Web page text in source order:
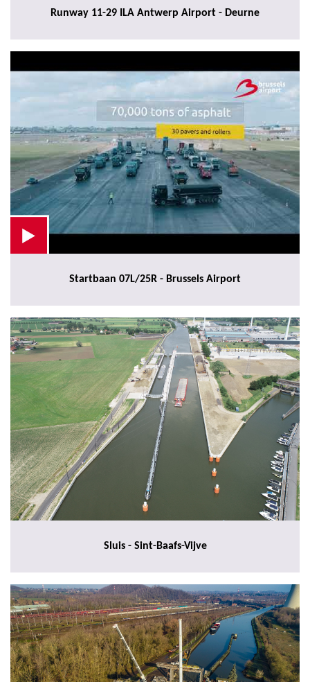
Runway 11-29 ILA Antwerp Airport - Deurne
Startbaan 07L/25R - Brussels Airport
Sluis - Sint-Baafs-Vijve